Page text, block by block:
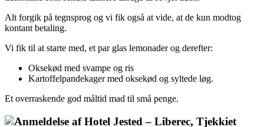
Alt forgik på tegnsprog og vi fik også at vide, at de kun modtog
kontant betaling.
Vi fik til at starte med, et par glas lemonader og derefter:
Oksekød med svampe og ris
Kartoffelpandekager med oksekød og syltede løg.
Et overraskende god måltid mad til små penge.